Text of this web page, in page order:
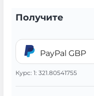
Получите
PayPal GBP
Курс: 1: 321.80541755